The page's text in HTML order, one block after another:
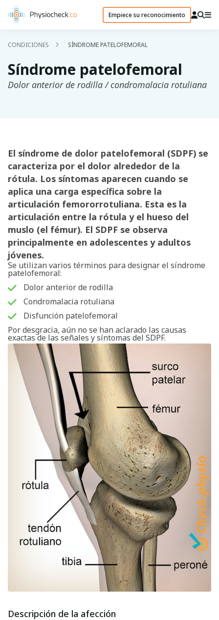
Empiece su reconocimiento
CONDICIONES SÍNDROME PATELOFEMORAL
Síndrome patelofemoral
Dolor anterior de rodilla / condromalacia rotuliana
El síndrome de dolor patelofemoral (SDPF) se
caracteriza por el dolor alrededor de la
rótula. Los síntomas aparecen cuando se
aplica una carga específica sobre la
articulación femororrotuliana. Esta es la
articulación entre la rótula y el hueso del
muslo (el fémur). El SDPF se observa
principalmente en adolescentes y adultos
jóvenes.
Se utilizan varios términos para designar el síndrome
patelofemoral:
Dolor anterior de rodilla
Condromalacia rotuliana
Disfunción patelofemoral
Por desgracia, aún no se han aclarado las causas
exactas de las señales y síntomas del SDPF.
Descripción de la afección